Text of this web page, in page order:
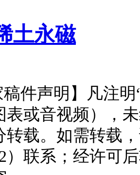
土永磁
稿件声明】凡注
表或音视频），
转载。如需转载
）联系；经许可